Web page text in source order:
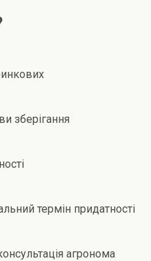
зберігання
термін придатності
агронома